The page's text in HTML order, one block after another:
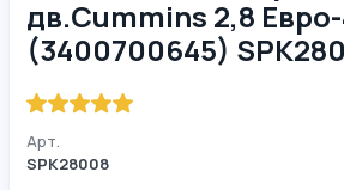
дв.Cummins 2,8
(3400700645)
Арт.
SPK28008